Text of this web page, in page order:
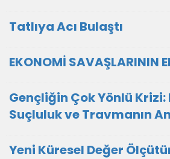
Tatlıya Acı Bulaştı
EKONOMİ SAVAŞLARININ
Gençliğin Çok Yönlü Krizi:
Suçluluk ve Travmanın
Yeni Küresel Değer